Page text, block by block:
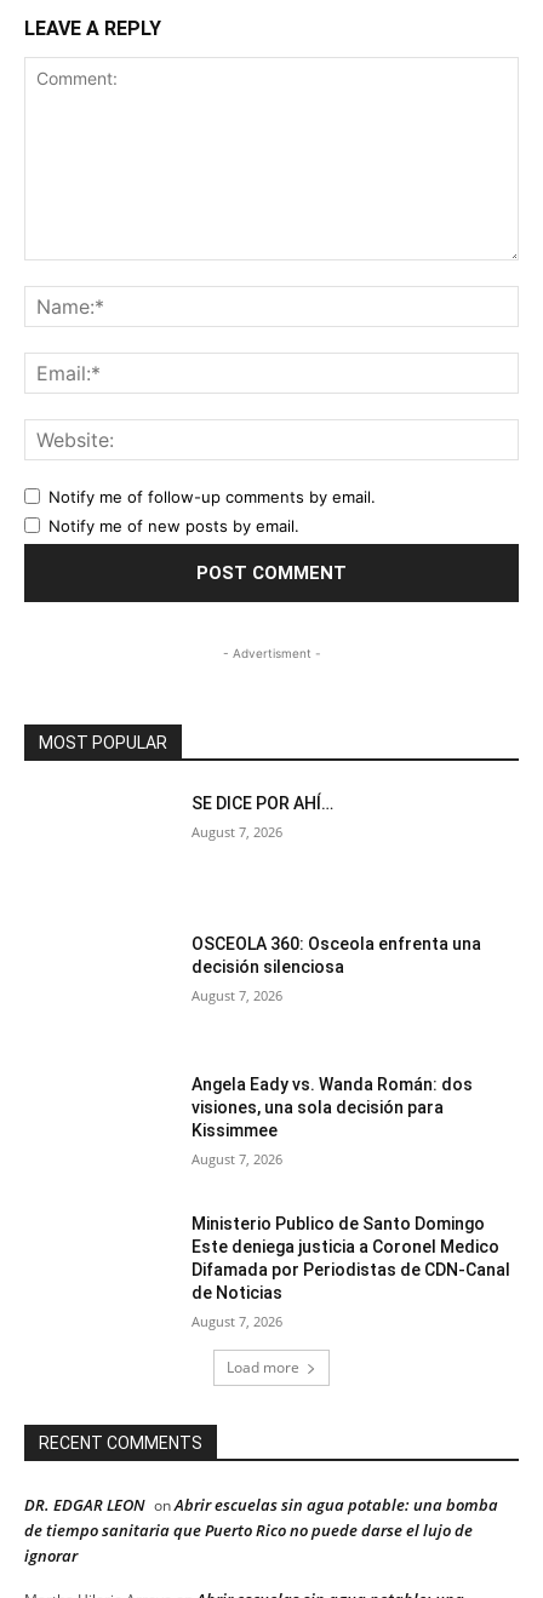
LEAVE A REPLY
Notify me of follow-up comments by email.
Notify me of new posts by email.
- Advertisment -
MOST POPULAR
SE DICE POR AHÍ…
August 7, 2026
OSCEOLA 360: Osceola enfrenta una
decisión silenciosa
August 7, 2026
Angela Eady vs. Wanda Román: dos
visiones, una sola decisión para
Kissimmee
August 7, 2026
Ministerio Publico de Santo Domingo
Este deniega justicia a Coronel Medico
Difamada por Periodistas de CDN-Canal
de Noticias
August 7, 2026
Load more
RECENT COMMENTS
DR. EDGAR LEON onAbrir escuelas sin agua potable: una bomba
de tiempo sanitaria que Puerto Rico no puede darse el lujo de
ignorar